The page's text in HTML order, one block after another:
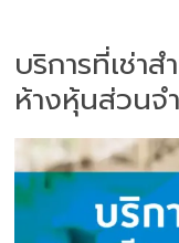
บริการที่เช่า
ห้างหุ้นส่วนจ